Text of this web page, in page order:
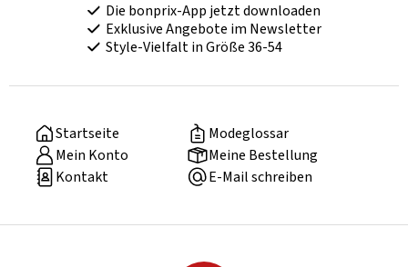
Die bonprix-App jetzt downloaden
Exklusive Angebote im Newsletter
Style-Vielfalt in Größe 36-54
Startseite
Modeglossar
Mein Konto
Meine Bestellung
Kontakt
E-Mail schreiben